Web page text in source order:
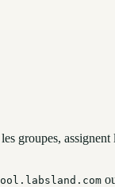
groupes,